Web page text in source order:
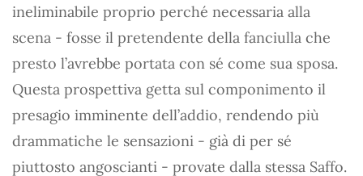
ineliminabile proprio perché necessaria alla
scena - fosse il pretendente della fanciulla che
presto l’avrebbe portata con sé come sua sposa.
Questa prospettiva getta sul componimento il
presagio imminente dell’addio, rendendo più
drammatiche le sensazioni - già di per sé
piuttosto angoscianti - provate dalla stessa Saffo.